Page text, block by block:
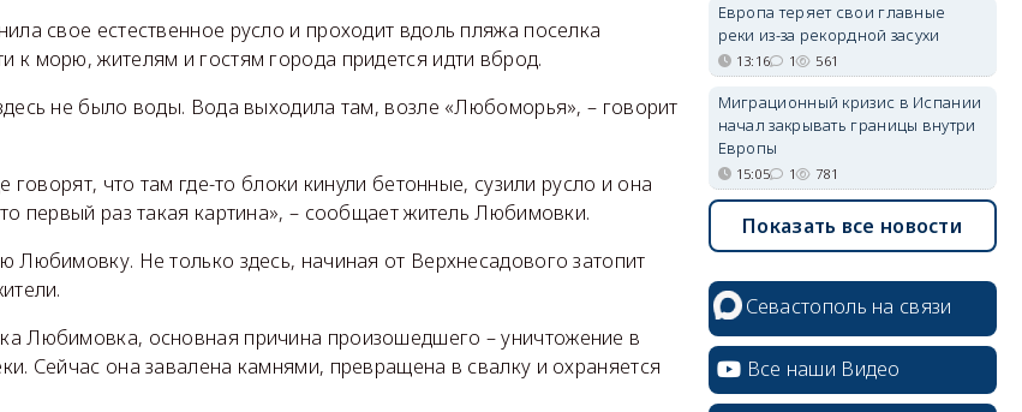
свое естественное русло и проходит вдоль пляжа поселка
морю, жителям и гостям города придется идти вброд.
не было воды. Вода выходила там, возле «Любоморья», – говорит
говорят, что там где-то блоки кинули бетонные, сузили русло и она
первый раз такая картина», – сообщает житель Любимовки.
Любимовку. Не только здесь, начиная от Верхнесадового затопит
Любимовка, основная причина произошедшего – уничтожение в
Сейчас она завалена камнями, превращена в свалку и охраняется
Европа теряет свои главные
реки из-за рекордной засухи
13:16 1 561
Миграционный кризис в Испании
начал закрывать границы внутри
Европы
15:05 1 781
Показать все новости
Севастополь на связи
Все наши Видео